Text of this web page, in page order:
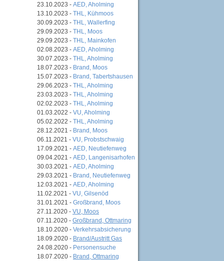
23.10.2023 - AED, Aholming
13.10.2023 - THL, Kühmoos
30.09.2023 - THL, Wallerfing
29.09.2023 - THL, Moos
29.09.2023 - THL, Mainkofen
02.08.2023 - AED, Aholming
30.07.2023 - THL, Aholming
18.07.2023 - Brand, Moos
15.07.2023 - Brand, Tabertshausen
29.06.2023 - THL, Aholming
23.03.2023 - THL, Aholming
02.02.2023 - THL, Aholming
01.03.2022 - VU, Aholming
05.02.2022 - THL, Aholming
28.12.2021 - Brand, Moos
06.11.2021 - VU, Probstschwaig
17.09.2021 - AED, Neutiefenweg
09.04.2021 - AED, Langenisarhofen
30.03.2021 - AED, Aholming
29.03.2021 - Brand, Neutiefenweg
12.03.2021 - AED, Aholming
11.02.2021 - VU, Gilsenöd
31.01.2021 - Großbrand, Moos
27.11.2020 - VU, Moos
07.11.2020 - Großbrand, Ottmaring
18.10.2020 - Verkehrsabsicherung
18.09.2020 - Brand/Austritt Gas
24.08.2020 - Personensuche
18.07.2020 - Brand, Ottmaring